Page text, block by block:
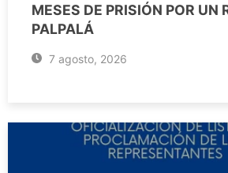
MESES DE PRISIÓN POR UN
PALPALÁ
7 agosto, 2026